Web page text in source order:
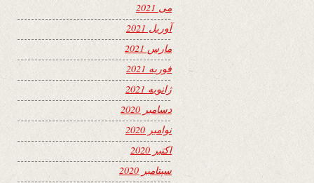
می 2021
آوریل 2021
مارس 2021
فوریه 2021
ژانویه 2021
دسامبر 2020
نوامبر 2020
اکتبر 2020
سپتامبر 2020